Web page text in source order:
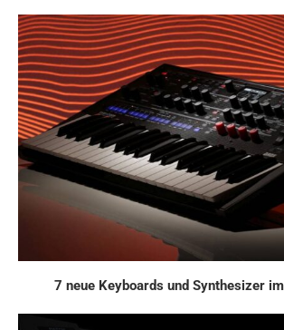
7 neue Keyboards und Synthesizer